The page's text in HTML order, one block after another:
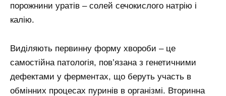
порожнини уратів – солей сечокислого натрію і
калію.
Виділяють первинну форму хвороби – це
самостійна патологія, пов’язана з генетичними
дефектами у ферментах, що беруть участь в
обмінних процесах пуринів в організмі. Вторинна